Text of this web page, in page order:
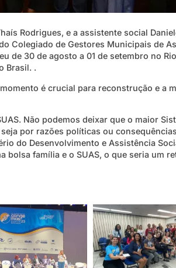
Rodrigues, e a assistente social
Colegiado de Gestores Municipais de
de 30 de agosto a 01 de setembro no
Brasil. .
é crucial para reconstrução e a
Não podemos deixar que o maior
por razões políticas ou
do Desenvolvimento e Assistência
bolsa família e o SUAS, o que seria um